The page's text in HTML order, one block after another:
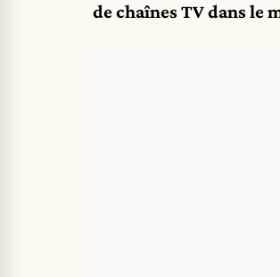
de chaînes TV dans le